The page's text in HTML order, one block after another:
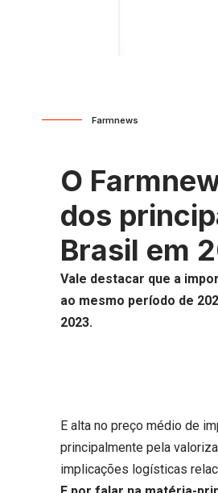
Farmnews
O
dos
Brasil em
Vale destacar que a
ao mesmo período de
2023.
E alta no preço médio de
principalmente pela
implicações logísticas